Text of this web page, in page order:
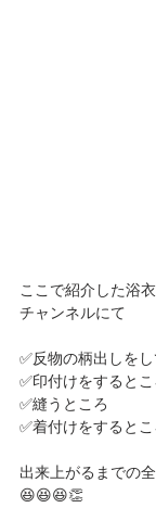
ここで紹介した浴
チャンネルにて
✅反物の柄出しを
✅印付けをするとこ
✅縫うところ
✅着付けをすると
出来上がるまでの
😆😆😆👏